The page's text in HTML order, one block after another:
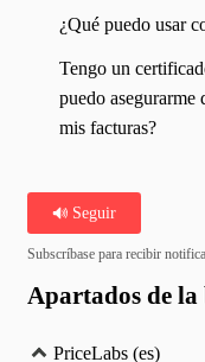
¿Qué puedo usar
Tengo un
puedo asegurarme
mis facturas?
Seguir
Subscríbase para recibir
Apartados de la
PriceLabs (es)